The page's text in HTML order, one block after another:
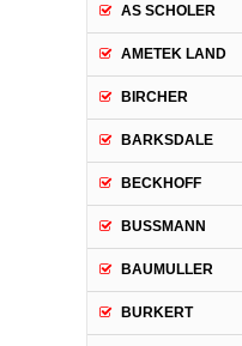
AS SCHOLER
AMETEK LAND
BIRCHER
BARKSDALE
BECKHOFF
BUSSMANN
BAUMULLER
BURKERT